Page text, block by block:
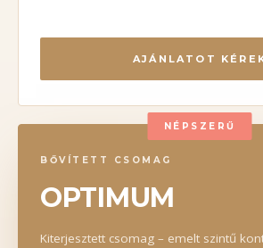
AJÁNLATOT
NÉPSZERŰ
BŐVÍTETT CSOMAG
OPTIMUM
Kiterjesztett csomag – emelt szintű